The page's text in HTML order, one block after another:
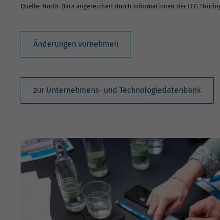
Quelle: North-Data angereichert durch Informationen der LEG
Änderungen vornehmen
zur Unternehmens- und Technologiedatenbank